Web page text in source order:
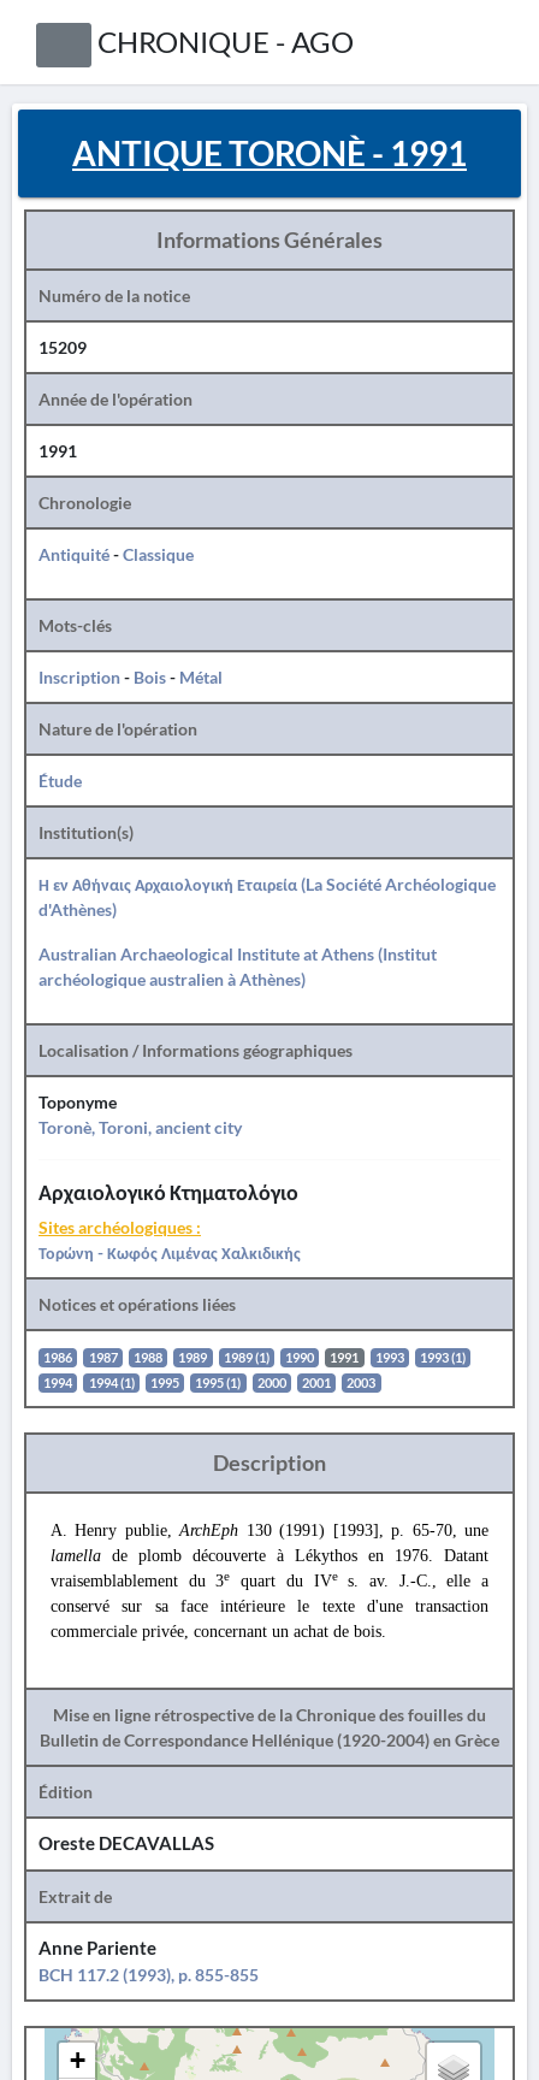
CHRONIQUE - AGO
ANTIQUE TORONÈ - 1991
Informations Générales
Numéro de la notice
15209
Année de l'opération
1991
Chronologie
Antiquité-Classique
Mots-clés
Inscription- Bois- Métal
Nature de l'opération
Étude
Institution(s)
Η εν Αθήναις Αρχαιολογική Εταιρεία (La Société Archéologique
d'Athènes)
Australian Archaeological Institute at Athens (Institut
archéologique australien à Athènes)
Localisation / Informations géographiques
Toponyme
Toronè, Toroni, ancient city
Αρχαιολογικό Κτηματολόγιο
Sites archéologiques :
Τορώνη - Κωφός Λιμένας Χαλκιδικής
Notices et opérations liées
1986 1987 1988 1989 1989 (1) 1990 1991 1993
1993 (1)
1994
1994 (1) 1995 1995 (1) 2000 2001 2003
Description
A. Henry publie,ArchEph 130 (1991) [1993], p. 65-70, une
lamella de plomb découverte à Lékythos en 1976. Datant
vraisemblablement du 3e quart du IVes. av. J.-C., elle a
conservé sur sa face intérieure le texte d'une transaction
commerciale privée, concernant un achat de bois.
Mise en ligne rétrospective de la Chronique des fouilles du
Bulletin de Correspondance Hellénique (1920-2004) en Grèce
Édition
Oreste DECAVALLAS
Extrait de
Anne Pariente
BCH 117.2 (1993), p. 855-855
+